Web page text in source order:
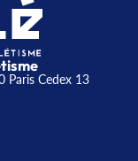
Paris Cedex 13